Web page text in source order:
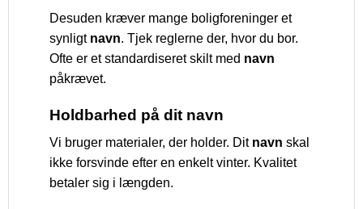
Desuden kræver mange boligforeninger et
synligt navn. Tjek reglerne der, hvor du bor.
Ofte er et standardiseret skilt med navn
påkrævet.
Holdbarhed på dit navn
Vi bruger materialer, der holder. Dit navn skal
ikke forsvinde efter en enkelt vinter. Kvalitet
betaler sig i længden.